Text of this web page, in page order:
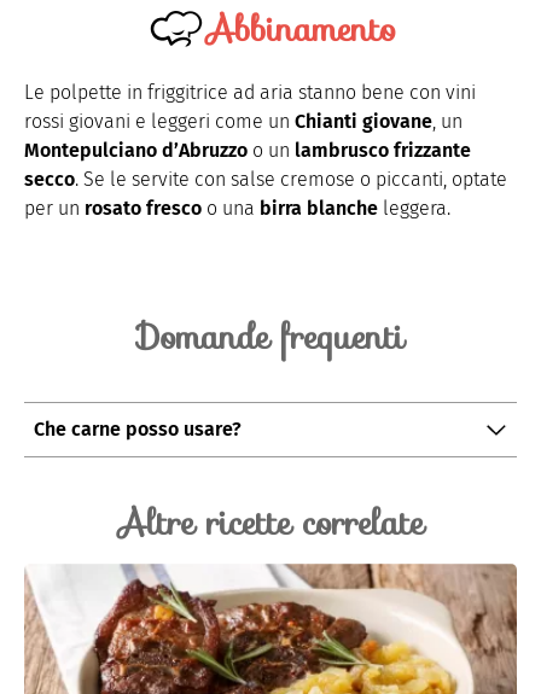
Abbinamento
Le polpette in friggitrice ad aria stanno bene con vini
rossi giovani e leggeri come un Chianti giovane, un
Montepulciano d’Abruzzo o un lambrusco frizzante
secco. Se le servite con salse cremose o piccanti, optate
per un rosato fresco o una birra blanche leggera.
Domande frequenti
Che carne posso usare?
maiale o pollo
tritato o formaggio grattugiato rende l’impasto più
Altre ricette correlate